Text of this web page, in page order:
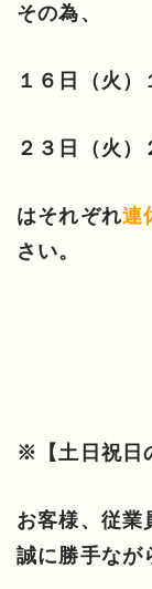
その為、
１６日（火）
２３日（火）
はそれぞれ連
さい。
※【土日祝日
お客様、従業
誠に勝手なが